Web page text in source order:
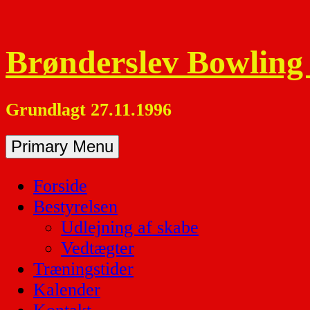
content
Brønderslev
Grundlagt 27.11.1996
Primary Menu
Forside
Bestyrelsen
Udlejning af skabe
Vedtægter
Træningstider
Kalender